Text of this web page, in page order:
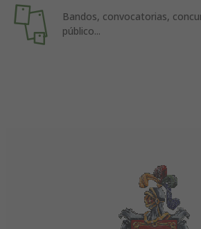
Bandos, convocatorias,
público...